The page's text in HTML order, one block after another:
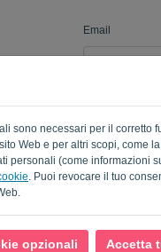
sono necessari per il corretto
Web e per altri scopi, come
personali (come informazioni
. Puoi revocare il tuo
opzionali Accetta
Email
Ricordami